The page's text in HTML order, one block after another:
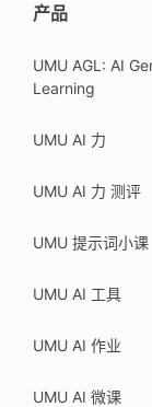
产品
UMU AGL: AI
Learning
UMU AI 力
UMU AI 力 测评
UMU 提示词小课
UMU AI 工具
UMU AI 作业
UMU AI 微课